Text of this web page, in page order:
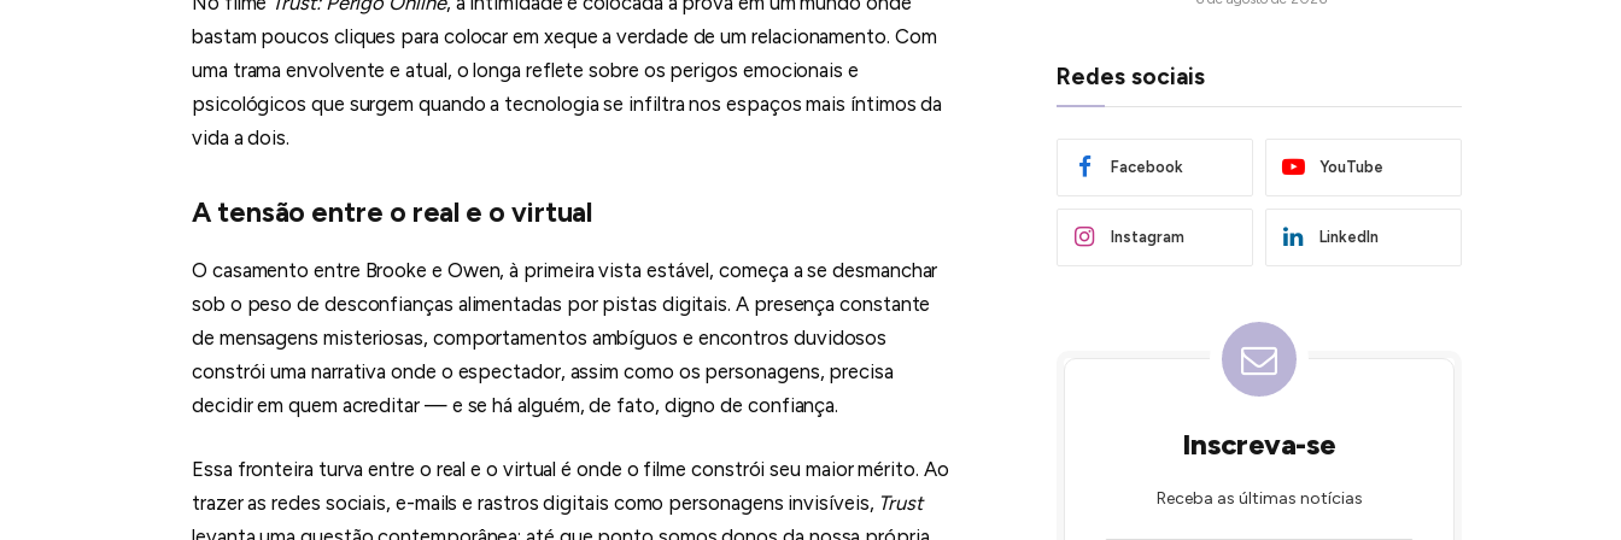
bastam poucos cliques para colocar em xeque a verdade de um relacionamento. Com
uma trama envolvente e atual, o longa reflete sobre os perigos emocionais e
psicológicos que surgem quando a tecnologia se infiltra nos espaços mais íntimos da
vida a dois.
A tensão entre o real e o virtual
O casamento entre Brooke e Owen, à primeira vista estável, começa a se desmanchar
sob o peso de desconfianças alimentadas por pistas digitais. A presença constante
de mensagens misteriosas, comportamentos ambíguos e encontros duvidosos
constrói uma narrativa onde o espectador, assim como os personagens, precisa
decidir em quem acreditar — e se há alguém, de fato, digno de confiança.
Essa fronteira turva entre o real e o virtual é onde o filme constrói seu maior mérito. Ao
trazer as redes sociais, e-mails e rastros digitais como personagens invisíveis, Trust
Redes sociais
Facebook YouTube
Instagram LinkedIn
Inscreva-se
Receba as últimas notícias